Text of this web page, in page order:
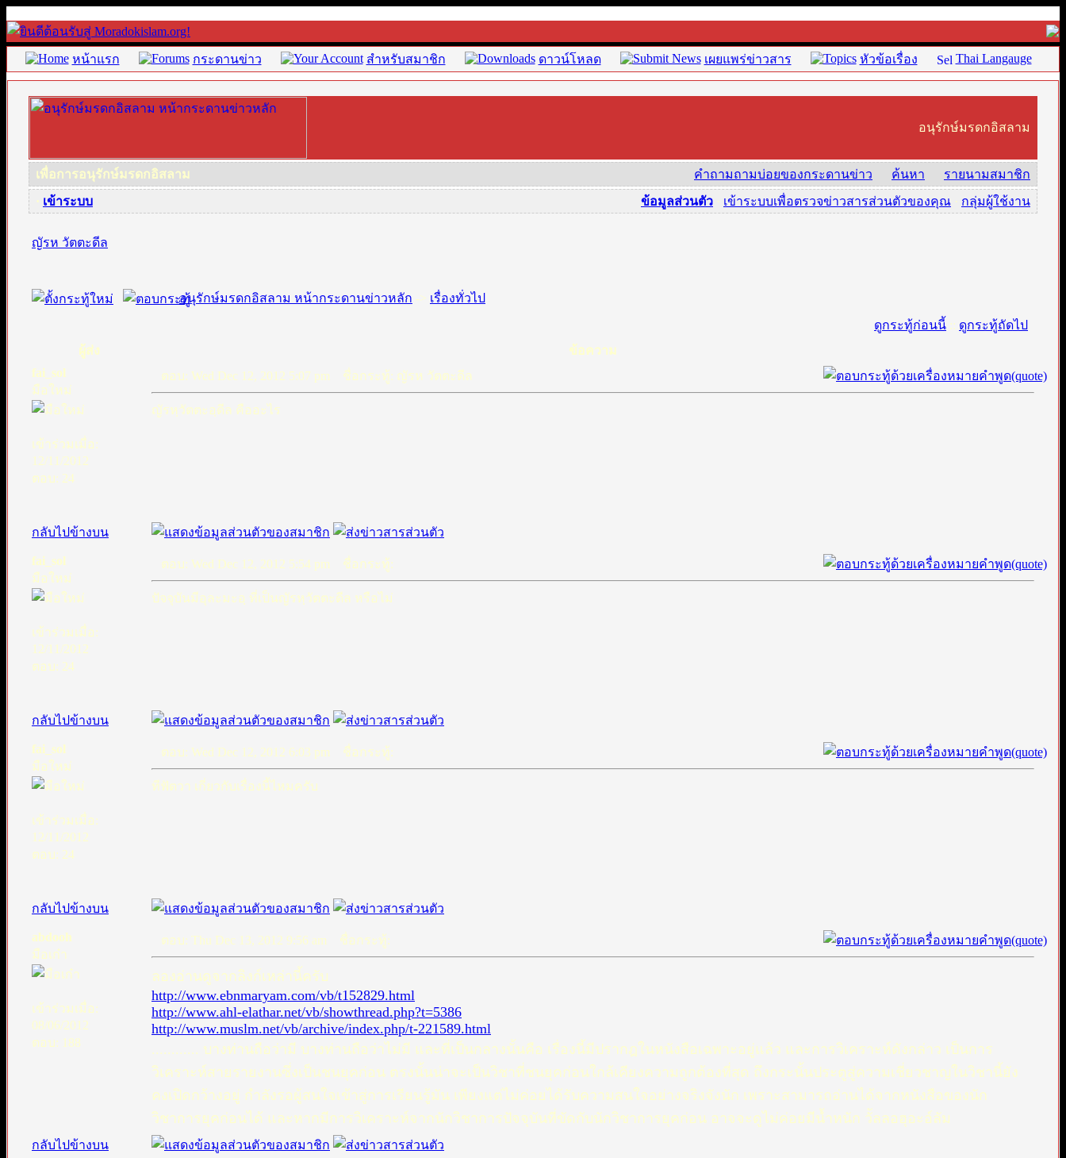
หน้าแรก กระดานข่าว สำหรับสมาชิก ดาวน์โหลด เผยแพร่ข่าวสาร หัวข้อเรื่อง Thai Langauge
อนุรักษ์มรดกอิสลาม
เพื่อการอนุรักษ์มรดกอิสลาม คำถามถามบ่อยของกระดานข่าว ค้นหา
รายนามสมาชิก
· เข้าระบบ ข้อมูลส่วนตัว · เข้าระบบเพื่อตรวจข่าวสารส่วนตัวของคุณ · กลุ่มผู้ใช้งาน
ญัรห วัตตะดีล
อนุรักษ์มรดกอิสลาม หน้ากระดานข่าวหลัก -> เรื่องทั่วไป
ดูกระทู้ก่อนนี้ :: ดูกระทู้ถัดไป
ผู้ส่ง
ข้อความ
fai_sol
มือใหม่
เข้าร่วมเมื่อ:
12/11/2012
ตอบ: 24
ตอบ: Wed Dec 12, 2012 5:07 pm ชื่อกระทู้: ญัรห วัตตะดีล
ญัรหฺวัตตะอฺดีล คืออะไร
กลับไปข้างบน
fai_sol
มือใหม่
เข้าร่วมเมื่อ:
12/11/2012
ตอบ: 24
ตอบ: Wed Dec 12, 2012 5:54 pm ชื่อกระทู้:
ปัจจุบันมีอุละมะอฺ ที่เป็นญัรหฺวัตตะดีล หรือไม่
กลับไปข้างบน
fai_sol
มือใหม่
เข้าร่วมเมื่อ:
12/11/2012
ตอบ: 24
ตอบ: Wed Dec 12, 2012 6:03 pm ชื่อกระทู้:
ทีฟัตวา เกี่ยวกับเรื่องนี้ไหมครับ
กลับไปข้างบน
abdooh
มือเก๋า
เข้าร่วมเมื่อ:
08/06/2012
ตอบ: 188
ตอบ: Thu Dec 13, 2012 9:56 am ชื่อกระทู้:
ลองอ่านดูจากลิงก์เหล่านี้ครับ
http://www.ebnmaryam.com/vb/t152829.html
http://www.ahl-elathar.net/vb/showthread.php?t=5386
http://www.muslm.net/vb/archive/index.php/t-221589.html
............ บางท่านถือว่ามี บางท่านถือว่าไม่มี และที่เป็นกลางนั้นคือ เรื่องนี้มีปรากฎในหนังสือเฉพาะอยู่แล้ว และการวิเคราะห์ดังกล่าว เป็นการ
วิเคราะห์สายรายงานซึ่งเป็นชนยุคก่อน ตรงนั้นน่าจะเป็นวิชาที่ชนยุคก่อนใกล้เคียงความถูกต้องที่สุด ถึงกระนั้นประตูสู่ความเชี่ยวชาญในวิชานี้ยัง
คงเปิดกว้างอยู่ กำลังรอผู้สนใจเข้าสู่การเรียนรู้มัน เพียงแต่ไม่ค่อยได้รับความสนใจอย่างจริงจังนัก เพราะสามารถอ่านได้จากหนังสือของนัก
วิชาการยุคก่อนได้ และหากมีการวิเคราะห์จากนักวิชาการปัจจุบันที่ขัดกับนักวิชาการยุคก่อน อาจจะดูไม่ค่อยมีน้ำหนัก วััลลอฮุอะอ์ลัม
กลับไปข้างบน